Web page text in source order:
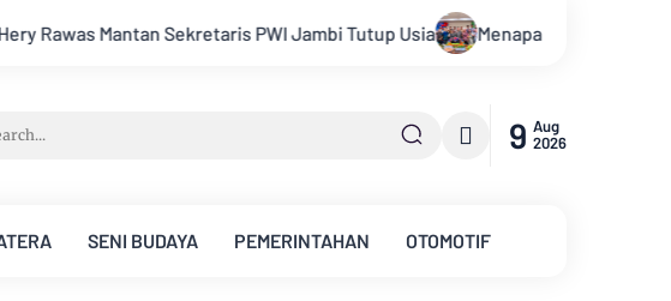
Tutup Usia Menapaki Usia 59 Tahun, Sinsen Teguhkan Semangat
9 Aug
2026
SENI BUDAYA PEMERINTAHAN OTOMOTIF